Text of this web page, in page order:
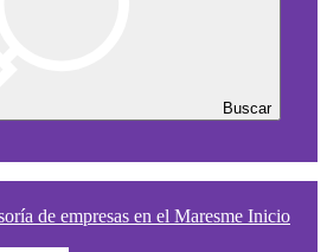
Buscar
Inicio